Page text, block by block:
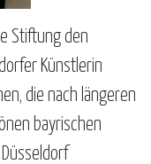
Stiftung den
Künstlerin
die nach längeren
bayrischen